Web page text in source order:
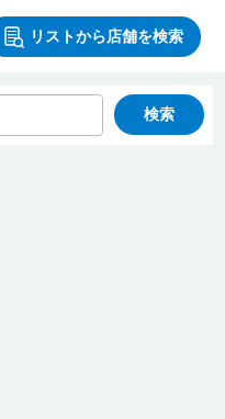
リストから店舗を検索
検索